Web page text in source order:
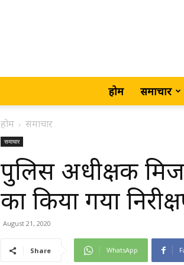
होम समाचार
होम समाचार
समाचार
पुलिस अधीक्षक
का किया गया
August 21, 2020
Share WhatsApp